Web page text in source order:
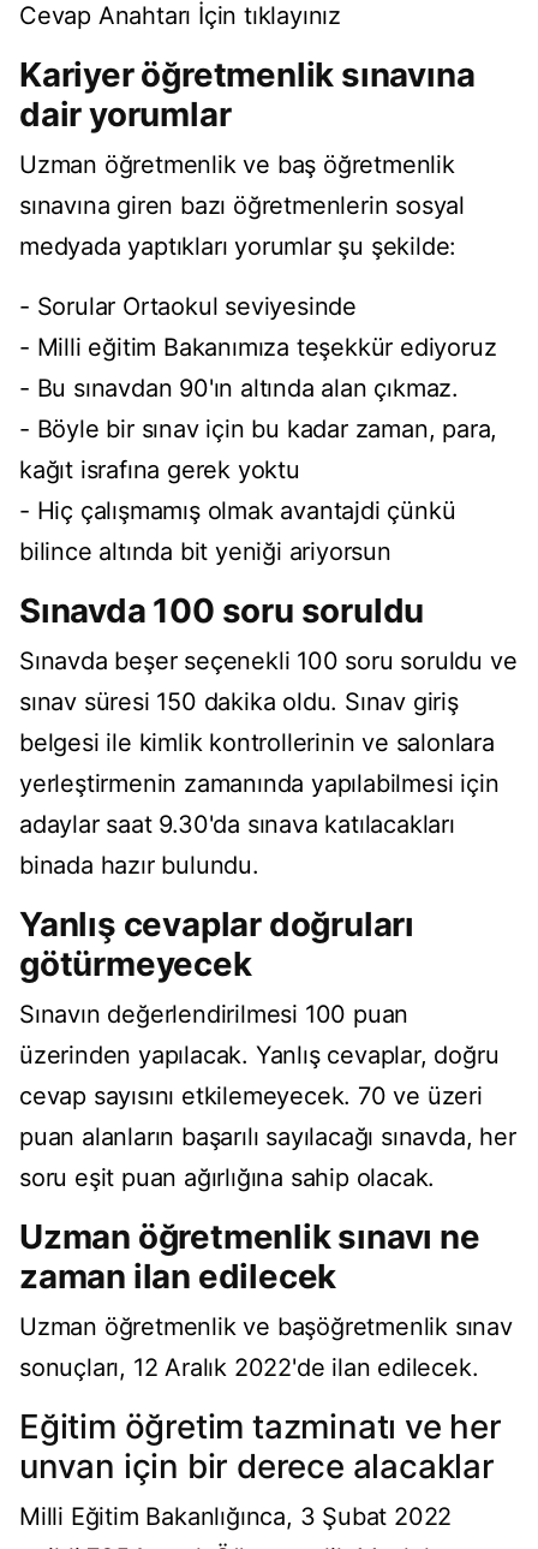
Cevap Anahtarı İçintıklayınız
Kariyer öğretmenlik sınavına
dair yorumlar
Uzman öğretmenlik ve baş öğretmenlik
sınavına giren bazı öğretmenlerin sosyal
medyada yaptıkları yorumlar şu şekilde:
- Sorular Ortaokul seviyesinde
- Milli eğitim Bakanımıza teşekkür ediyoruz
- Bu sınavdan 90'ın altında alan çıkmaz.
- Böyle bir sınav için bu kadar zaman, para,
kağıt israfına gerek yoktu
- Hiç çalışmamış olmak avantajdi çünkü
bilince altında bit yeniği ariyorsun
Sınavda 100 soru soruldu
Sınavda beşer seçenekli 100 soru soruldu ve
sınav süresi 150 dakika oldu. Sınav giriş
belgesi ile kimlik kontrollerinin ve salonlara
yerleştirmenin zamanında yapılabilmesi için
adaylar saat 9.30'da sınava katılacakları
binada hazır bulundu.
Yanlış cevaplar doğruları
götürmeyecek
Sınavın değerlendirilmesi 100 puan
üzerinden yapılacak. Yanlış cevaplar, doğru
cevap sayısını etkilemeyecek. 70 ve üzeri
puan alanların başarılı sayılacağı sınavda, her
soru eşit puan ağırlığına sahip olacak.
Uzman öğretmenlik sınavı ne
zaman ilan edilecek
Uzman öğretmenlik ve başöğretmenlik sınav
sonuçları, 12 Aralık 2022'de ilan edilecek.
Eğitim öğretim tazminatı ve her
unvan için bir derece alacaklar
Milli Eğitim Bakanlığınca, 3 Şubat 2022